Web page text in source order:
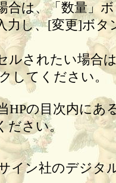
合は、「数量」
力し、[変更]ボタ
ルされたい場合
してください。
HPの目次内にあ
ださい。
イン社のデジタ